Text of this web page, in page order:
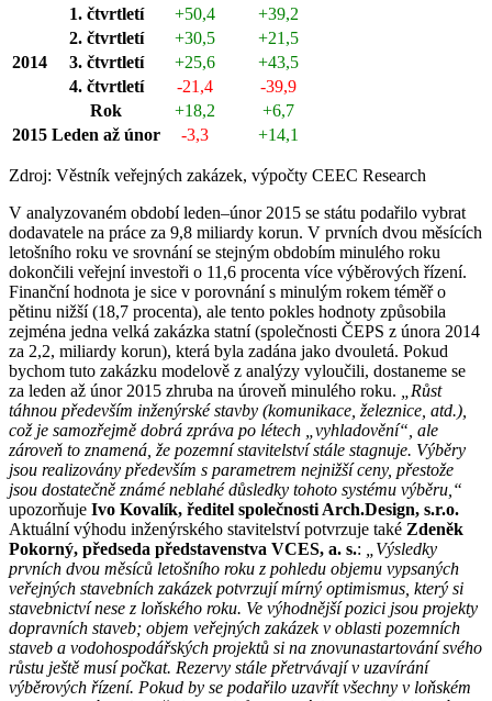
2014
1. čtvrtletí +50,4
+39,2
2. čtvrtletí
+30,5
+21,5
3. čtvrtletí
+25,6
+43,5
4. čtvrtletí
-21,4
-39,9
Rok
+18,2
+6,7
2015 Leden až únor -3,3 +14,1
Zdroj: Věstník veřejných zakázek, výpočty CEEC Research
V analyzovaném období leden–únor 2015 se státu podařilo vybrat
dodavatele na práce za 9,8 miliardy korun. V prvních dvou měsících
letošního roku ve srovnání se stejným obdobím minulého roku
dokončili veřejní investoři o 11,6 procenta více výběrových řízení.
Finanční hodnota je sice v porovnání s minulým rokem téměř o
pětinu nižší (18,7 procenta), ale tento pokles hodnoty způsobila
zejména jedna velká zakázka statní (společnosti ČEPS z února 2014
za 2,2, miliardy korun), která byla zadána jako dvouletá. Pokud
bychom tuto zakázku modelově z analýzy vyloučili, dostaneme se
za leden až únor 2015 zhruba na úroveň minulého roku.
„Růst
táhnou především inženýrské stavby (komunikace, železnice, atd.),
což je samozřejmě dobrá zpráva po létech „vyhladovění“, ale
zároveň to znamená, že pozemní stavitelství stále stagnuje. Výběry
jsou realizovány především s parametrem nejnižší ceny, přestože
jsou dostatečně známé neblahé důsledky tohoto systému výběru,“
upozorňuje Ivo Kovalík, ředitel společnosti Arch.Design, s.r.o.
Aktuální výhodu inženýrského stavitelství potvrzuje také Zdeněk
Pokorný, předseda představenstva VCES, a. s.: „Výsledky
prvních dvou měsíců letošního roku z pohledu objemu vypsaných
veřejných stavebních zakázek potvrzují mírný optimismus, který si
stavebnictví nese z loňského roku. Ve výhodnější pozici jsou projekty
dopravních staveb; objem veřejných zakázek v oblasti pozemních
staveb a vodohospodářských projektů si na znovunastartování svého
růstu ještě musí počkat. Rezervy stále přetrvávají v uzavírání
výběrových řízení. Pokud by se podařilo uzavřít všechny v loňském